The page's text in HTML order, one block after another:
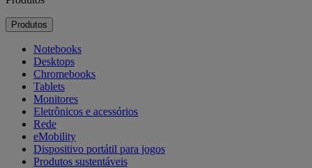
Produtos
Notebooks
Desktops
Chromebooks
Tablets
Monitores
Eletrônicos e acessórios
Rede
eMobility
Dispositivo portátil para jogos
Produtos sustentáveis